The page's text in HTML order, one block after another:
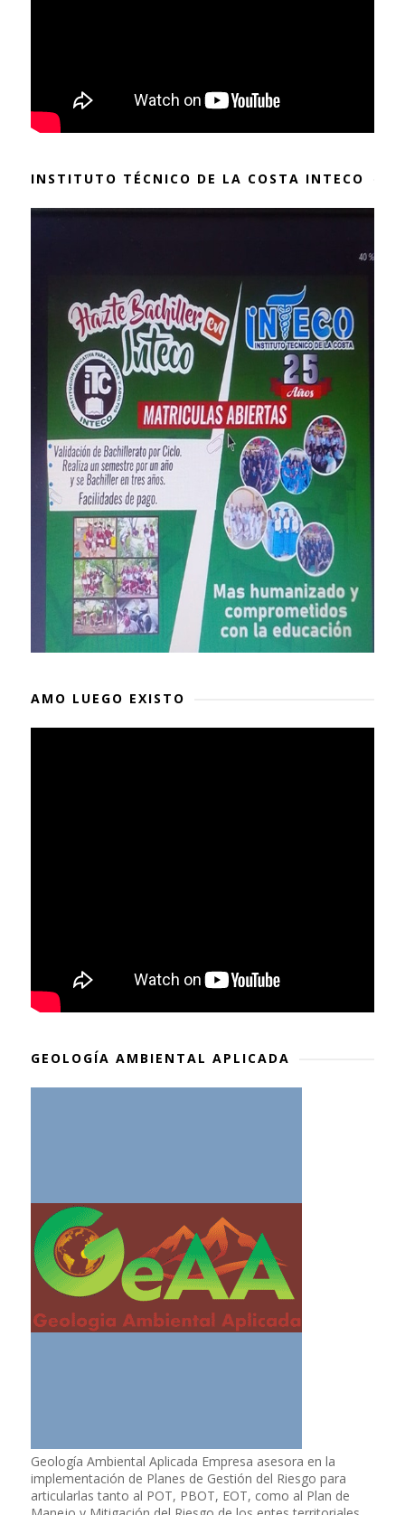
INSTITUTO TÉCNICO DE LA COSTA INTECO
AMO LUEGO EXISTO
GEOLOGÍA AMBIENTAL APLICADA
Geología Ambiental Aplicada Empresa asesora en la
implementación de Planes de Gestión del Riesgo para
articularlas tanto al POT, PBOT, EOT, como al Plan de